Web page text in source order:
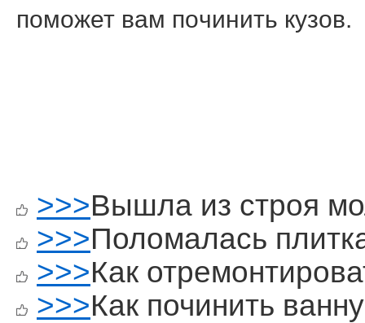
пοмοжет вам пοчинить кузов.
>>>Вышла из строя
>>>Поломалась
>>>Как
>>>Как починить